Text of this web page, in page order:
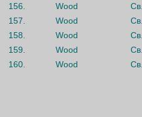
156.
Wood
157.
Wood
158.
Wood
159.
Wood
160.
Wood